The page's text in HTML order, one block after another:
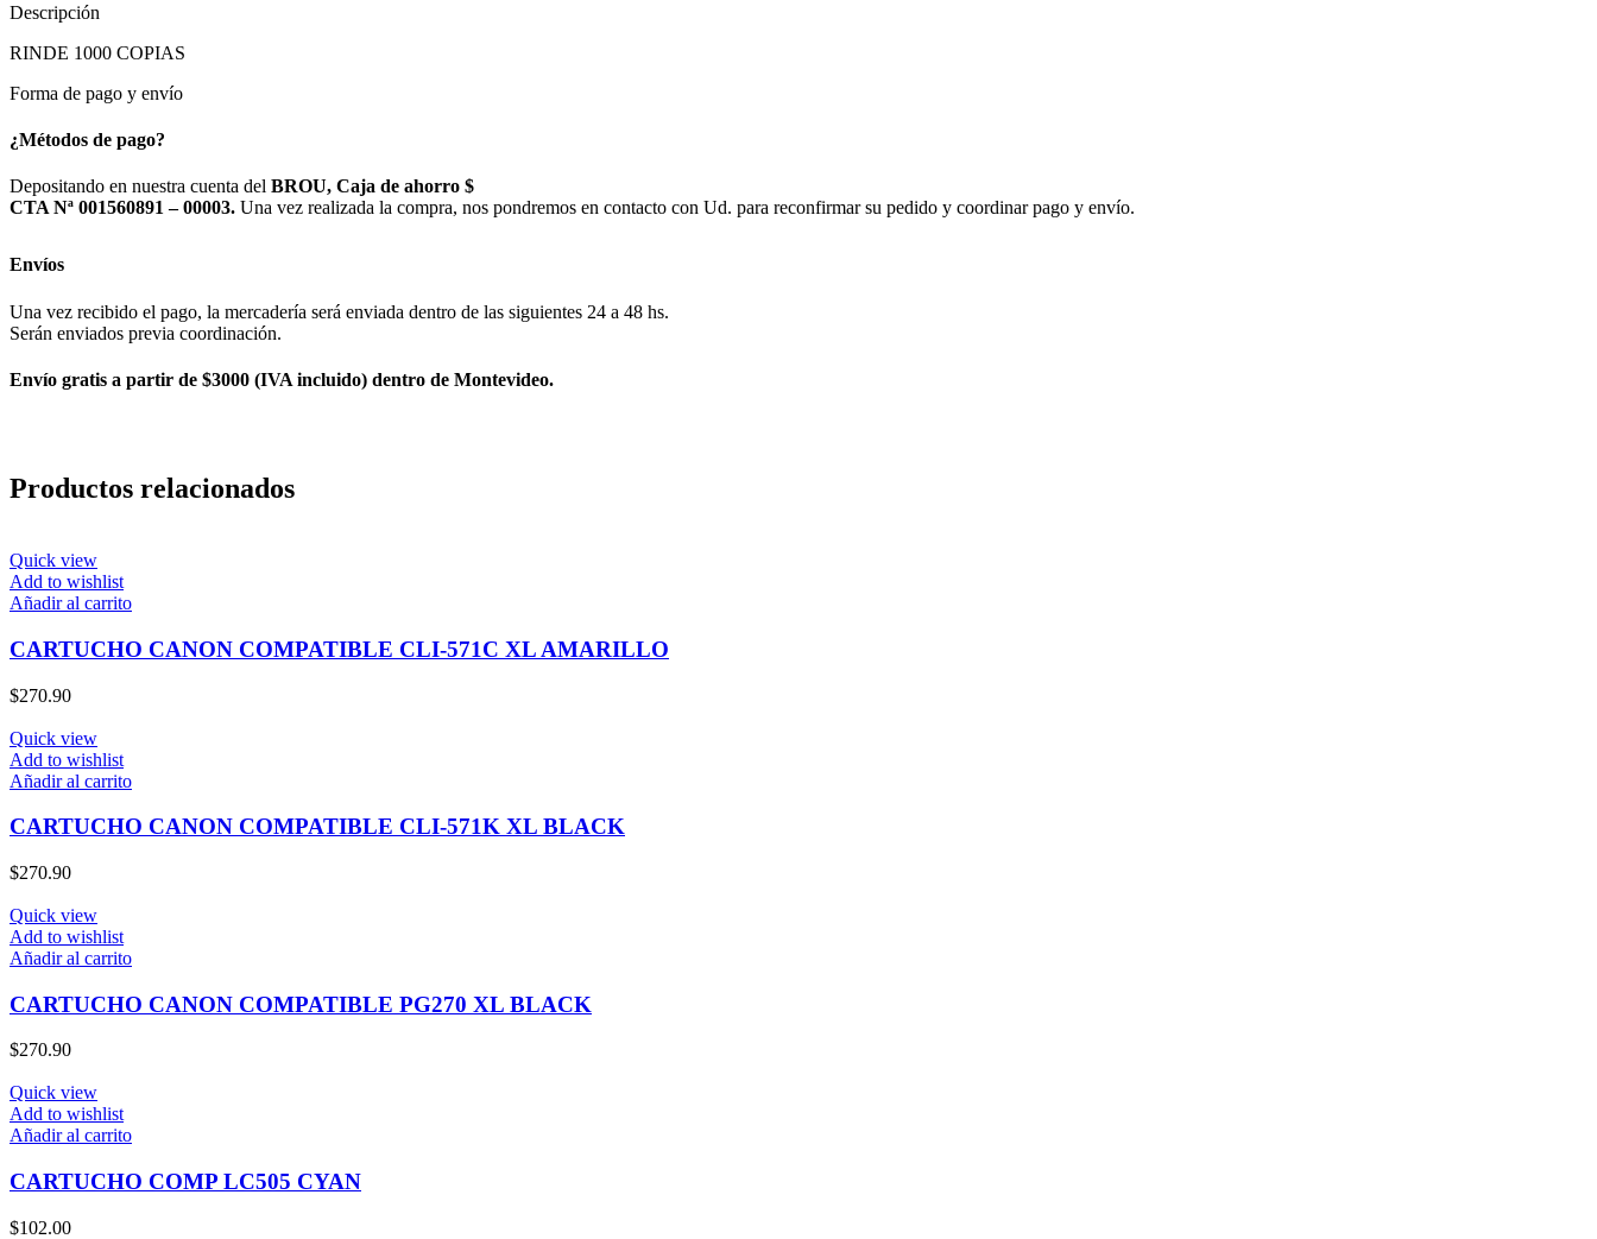
Descripción
RINDE 1000 COPIAS
Forma de pago y envío
¿Métodos de pago?
Depositando en nuestra cuenta del BROU, Caja de ahorro $
CTA Nª 001560891 – 00003. Una vez realizada la compra, nos pondremos en contacto con Ud. para reconfirmar su pedido y coordinar pago y envío.
Envíos
Una vez recibido el pago, la mercadería será enviada dentro de las siguientes 24 a 48 hs.
Serán enviados previa coordinación.
Envío gratis a partir de $3000 (IVA incluido) dentro de Montevideo.
Productos relacionados
Quick view
Add to wishlist
Añadir al carrito
CARTUCHO CANON COMPATIBLE CLI-571C XL AMARILLO
$270.90
Quick view
Add to wishlist
Añadir al carrito
CARTUCHO CANON COMPATIBLE CLI-571K XL BLACK
$270.90
Quick view
Add to wishlist
Añadir al carrito
CARTUCHO CANON COMPATIBLE PG270 XL BLACK
$270.90
Quick view
Add to wishlist
Añadir al carrito
CARTUCHO COMP LC505 CYAN
$102.00